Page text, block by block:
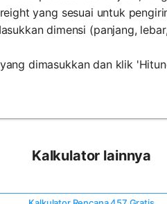
yang sesuai untuk
dimensi (panjang,
dimasukkan dan klik
Kalkulator lainnya